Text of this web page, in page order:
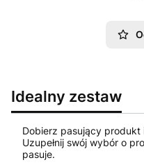
Idealny zestaw
Dobierz pasujący
Uzupełnij swój wybór o
pasuje.